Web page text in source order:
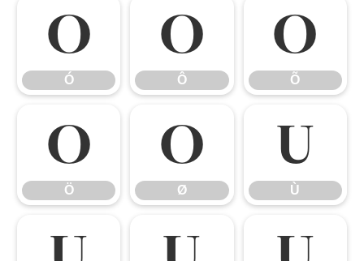
Ó
Ó
Ô
Ô
Õ
Õ
Ö
Ö
Ø
Ø
Ù
Ù